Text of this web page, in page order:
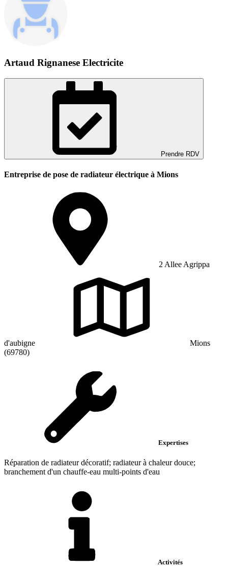
Artaud Rignanese Electricite
Prendre RDV
Entreprise de pose de radiateur électrique à Mions
2 Allee Agrippa
d'aubigne
Mions
(69780)
Expertises
Réparation de radiateur décoratif; radiateur à chaleur douce;
branchement d'un chauffe-eau multi-points d'eau
Activités